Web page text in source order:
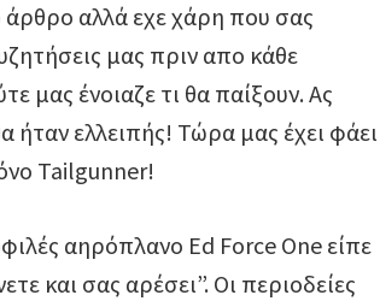
άρθρο αλλά εχε χάρη που σας
μας πριν απο κάθε
μας ένοιαζε τι θα παίξουν. Ας
ήταν ελλειπής! Τώρα μας έχει φάει
Tailgunner!
αηρόπλανο Ed Force One είπε
και σας αρέσει”. Οι περιοδείες